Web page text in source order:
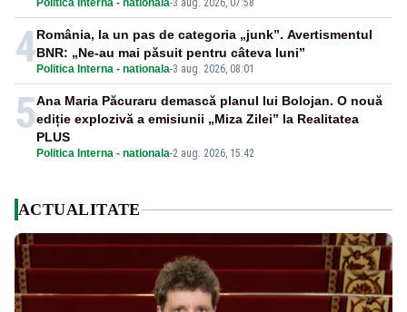
Politica Interna - nationala-3 aug. 2026, 07:58
4 Politica Interna - nationala-3 aug. 2026, 08:01
România, la un pas de categoria „junk”. Avertismentul
BNR: „Ne-au mai păsuit pentru câteva luni”
5
Politica Interna - nationala-2 aug. 2026, 15:42
Ana Maria Păcuraru demască planul lui Bolojan. O nouă
ediție explozivă a emisiunii „Miza Zilei” la Realitatea
PLUS
ACTUALITATE